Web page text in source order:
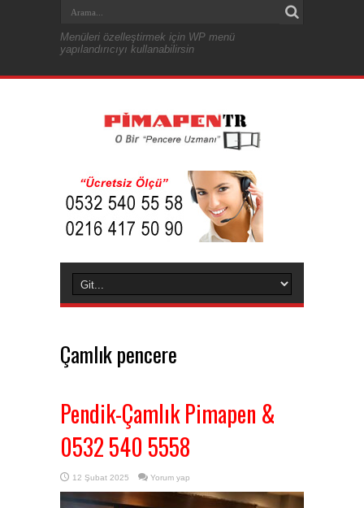
Menüleri özelleştirmek için WP menü
yapılandırıcıyı kullanabilirsin
Çamlık pencere
Pendik-Çamlık Pimapen &
0532 540 5558
12 Şubat 2025 Yorum yap